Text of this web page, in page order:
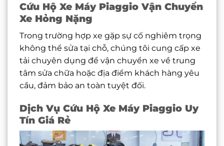
Cứu Hộ Xe Máy Piaggio Vận Chuyển
Xe Hỏng Nặng
Trong trường hợp xe gặp sự cố nghiêm trọng
không thể sửa tại chỗ, chúng tôi cung cấp xe
tải chuyên dụng để vận chuyển xe về trung
tâm sửa chữa hoặc địa điểm khách hàng yêu
cầu, đảm bảo an toàn tuyệt đối.
Dịch Vụ Cứu Hộ Xe Máy Piaggio Uy
Tín Giá Rẻ